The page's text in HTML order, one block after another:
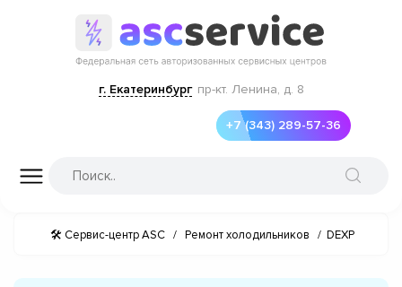
г. Екатеринбург пр-кт. Ленина, д. 8
+7 (343) 289-57-36
🛠 Сервис-центр ASC / Ремонт холодильников / DEXP